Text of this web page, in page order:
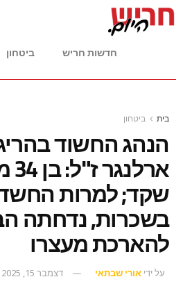
חדשות חריש ביטחון
בית ביטחון
הנהג החשוד
שקד; למרות
בשכרות, נדחתה
להארכת מעצרו
על ידי אורי שבתאי דצמבר 15, 2025